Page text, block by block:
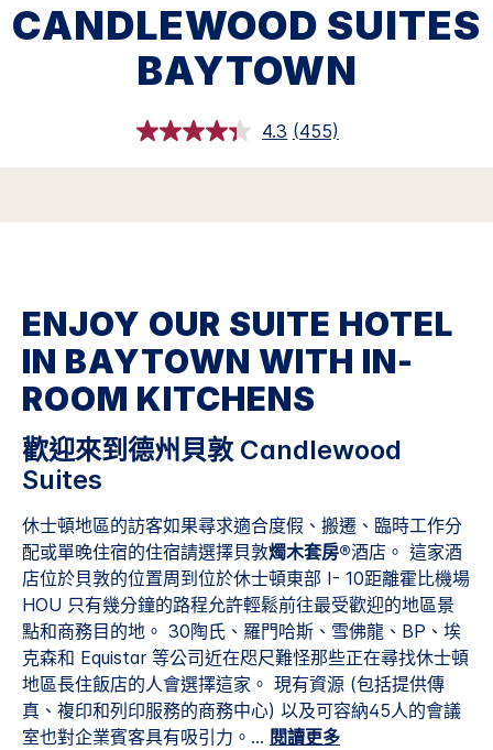
CANDLEWOOD SUITES
BAYTOWN
4.3 閱
455
相
結。
(455)
ENJOY OUR SUITE HOTEL
IN BAYTOWN WITH IN-
ROOM KITCHENS
歡迎來到德州貝敦 Candlewood
Suites
休士頓地區的訪客如果尋求適合度假、搬遷、臨時工作分
配或單晚住宿的住宿請選擇貝敦燭木套房®酒店。 這家酒
店位於貝敦的位置周到位於休士頓東部 I- 10距離霍比機場
HOU 只有幾分鐘的路程允許輕鬆前往最受歡迎的地區景
點和商務目的地。 30陶氏、羅門哈斯、雪佛龍、BP、埃
克森和 Equistar 等公司近在咫尺難怪那些正在尋找休士頓
地區長住飯店的人會選擇這家。 現有資源 (包括提供傳
真、複印和列印服務的商務中心) 以及可容納45人的會議
室也對企業賓客具有吸引力。 ... 閱讀更多